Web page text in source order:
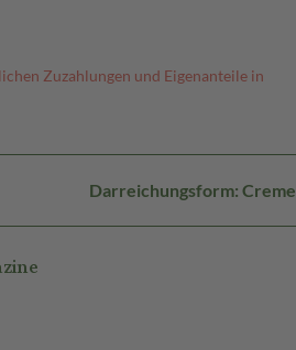
Zuzahlungen und Eigenanteile in
Darreichungsform: Creme